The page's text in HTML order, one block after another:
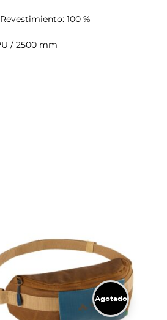
100 %
/ 2500 mm
Agotado